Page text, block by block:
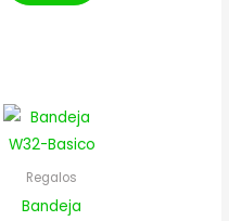
Regalos
Bandeja